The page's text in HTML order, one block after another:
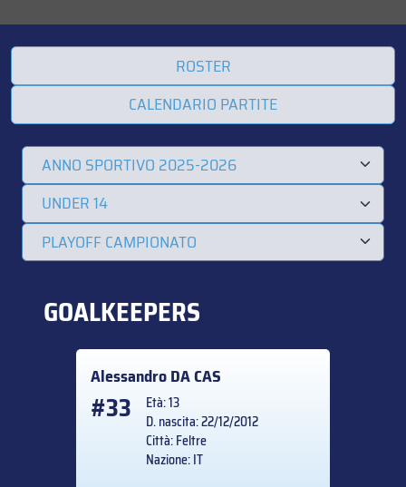
ROSTER
CALENDARIO PARTITE
GOALKEEPERS
AlessandroDA CAS
#33
Età: 13
D. nascita: 22/12/2012
Città: Feltre
Nazione: IT